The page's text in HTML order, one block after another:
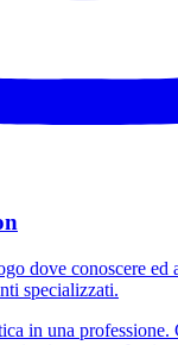
dove conoscere ed
specializzati.
in una professione.